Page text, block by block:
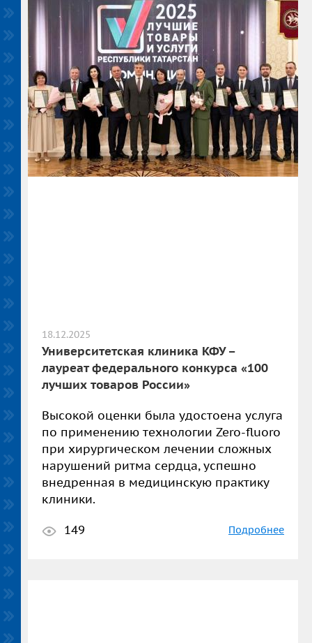
18.12.2025
Университетская клиника КФУ –
лауреат федерального конкурса «100
лучших товаров России»
Высокой оценки была удостоена услуга
по применению технологии Zero-fluoro
при хирургическом лечении сложных
нарушений ритма сердца, успешно
внедренная в медицинскую практику
клиники.
149
Подробнее